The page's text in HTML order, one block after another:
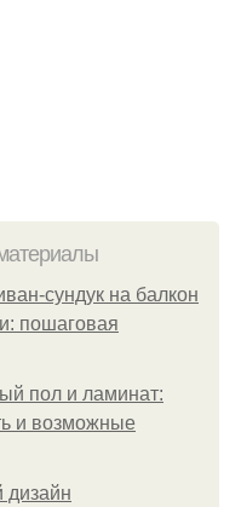
сундук на балкон
пошаговая
пол и ламинат:
и возможные